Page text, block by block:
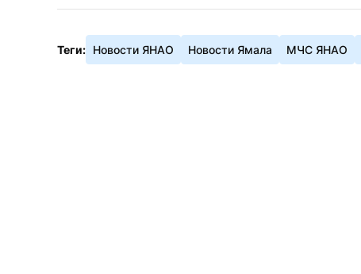
Теги: Новости ЯНАО Новости Ямала МЧС ЯНАО